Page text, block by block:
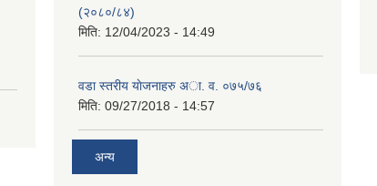
(२०८०/८४)
मिति: 12/04/2023 - 14:49
वडा स्तरीय याेजनाहरु अा. व. ०७५/७६
मिति: 09/27/2018 - 14:57
अन्य